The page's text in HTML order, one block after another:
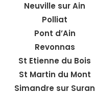
Neuville sur Ain
Polliat
Pont d’Ain
Revonnas
St Etienne du Bois
St Martin du Mont
Simandre sur Suran